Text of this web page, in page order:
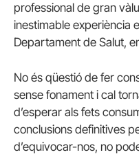
professional de gran
inestimable experiència
Departament de Salut,
No és qüestió de fer
sense fonament i cal
d’esperar als fets
conclusions definitives
d’equivocar-nos, no